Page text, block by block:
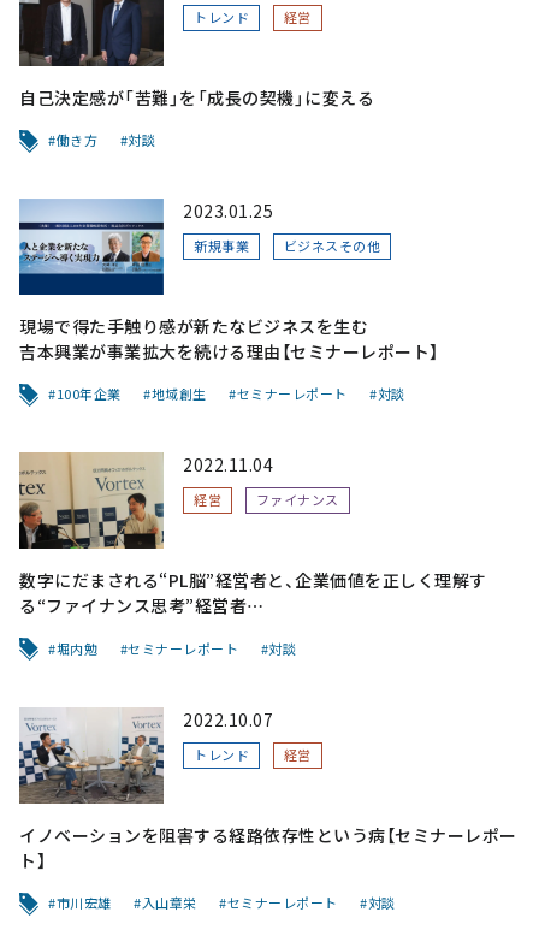
トレンド 経営
自己決定感が「苦難」を「成長の契機」に変える
働き方 対談
2023.01.25
新規事業 ビジネスその他
現場で得た手触り感が新たなビジネスを生む
吉本興業が事業拡大を続ける理由【セミナーレポート】
100年企業 地域創生 セミナーレポート 対談
2022.11.04
経営 ファイナンス
数字にだまされる“PL脳”経営者と、企業価値を正しく理解す
る“ファイナンス思考”経営者
堀内勉 セミナーレポート 対談
2022.10.07
トレンド 経営
イノベーションを阻害する経路依存性という病【セミナーレポー
ト】
市川宏雄 入山章栄 セミナーレポート 対談